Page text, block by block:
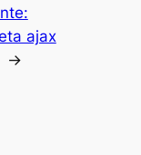
ajax
→